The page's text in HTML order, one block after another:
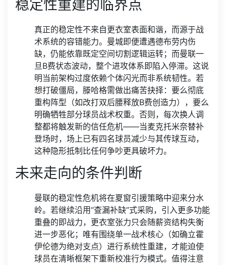
稳定性重建的临界点
真正的稳定性不来自更衣室表面和谐，而源于战
术系统的容错能力。曼城即便遭遇德布劳内伤
缺，仍能依靠既定空间切割逻辑运转；而曼联一
旦B费状态波动，整个进攻体系即陷入停滞。这说
明当前架构过度依赖个体闪光而非系统韧性。若
想打破僵局，滕哈格需做出痛苦抉择：要么彻底
重构阵型（如改打双后腰释放B费创造力），要么
明确牺牲部分球员战术权重。否则，每次换人调
整都将触发新的信任危机——当麦克托米奈替补
登场时，场上已有四名球员减少与其传球互动，
这种隐形抵制比任何争吵更具破坏力。
未来走向的条件判断
曼联的稳定性危机将在夏窗引援策略中迎来分水
岭。若继续沿用“查漏补缺”式采购，引入更多功能
重叠的即战力，更衣室张力只会随薪资结构失衡
进一步恶化；唯有围绕单一战术核心（如确立霍
伊伦德为绝对支点）进行系统性重建，才能迫使
球员在清晰框架下重新校准行为模式。值得注意